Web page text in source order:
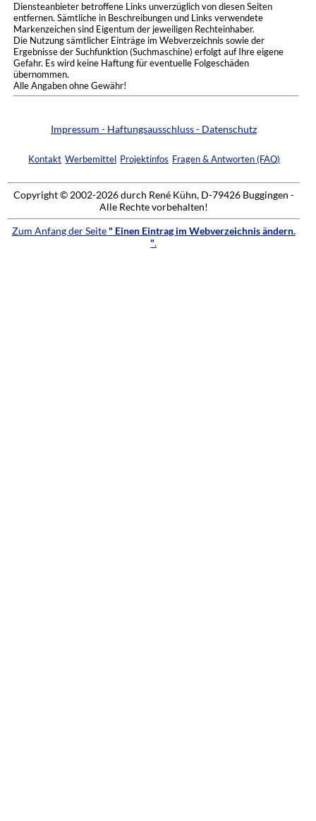
Diensteanbieter betroffene Links unverzüglich von diesen Seiten
entfernen. Sämtliche in Beschreibungen und Links verwendete
Markenzeichen sind Eigentum der jeweiligen Rechteinhaber.
Die Nutzung sämtlicher Einträge im Webverzeichnis sowie der
Ergebnisse der Suchfunktion (Suchmaschine) erfolgt auf Ihre eigene
Gefahr. Es wird keine Haftung für eventuelle Folgeschäden
übernommen.
Alle Angaben ohne Gewähr!
Impressum - Haftungsausschluss - Datenschutz
Kontakt Werbemittel Projektinfos Fragen & Antworten (FAQ)
Copyright © 2002-2026 durch René Kühn, D-79426 Buggingen -
Alle Rechte vorbehalten!
Zum Anfang der Seite " Einen Eintrag im Webverzeichnis ändern.
".